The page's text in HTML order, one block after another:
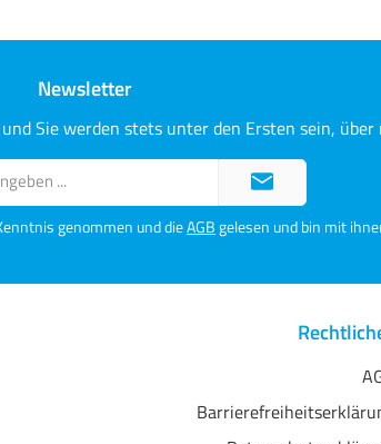
Newsletter
Sie werden stets unter den Ersten sein,
Mail-
Adresse*
genommen und dieAGBgelesen und bin mit